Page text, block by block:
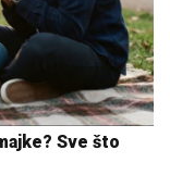
Sve što